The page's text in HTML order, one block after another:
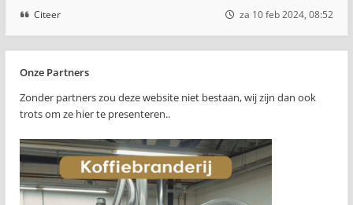
Citeer za 10 feb 2024, 08:52
Onze Partners
Zonder partners zou deze website niet bestaan, wij zijn dan ook
trots om ze hier te presenteren..